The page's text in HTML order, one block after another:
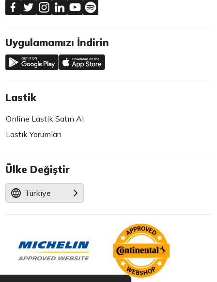
Uygulamamızı İndirin
Lastik
Online Lastik Satın Al
Lastik Yorumları
Ülke Değiştir
Türkiye